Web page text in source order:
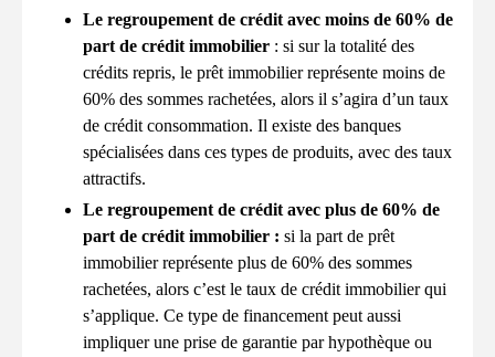
Le regroupement de crédit avec moins de 60% de
part de crédit immobilier : si sur la totalité des
crédits repris, le prêt immobilier représente moins de
60% des sommes rachetées, alors il s’agira d’un taux
de crédit consommation. Il existe des banques
spécialisées dans ces types de produits, avec des taux
attractifs.
Le regroupement de crédit avec plus de 60% de
part de crédit immobilier : si la part de prêt
immobilier représente plus de 60% des sommes
rachetées, alors c’est le taux de crédit immobilier qui
s’applique. Ce type de financement peut aussi
impliquer une prise de garantie par hypothèque ou